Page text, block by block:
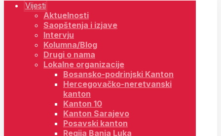
Vijesti
Aktuelnosti
Saopštenja i izjave
Intervju
Kolumna/Blog
Drugi o nama
Lokalne organizacije
Bosansko-podrinjski Kanton
Hercegovačko-neretvanski
kanton
Kanton 10
Kanton Sarajevo
Posavski kanton
Regija Banja Luka